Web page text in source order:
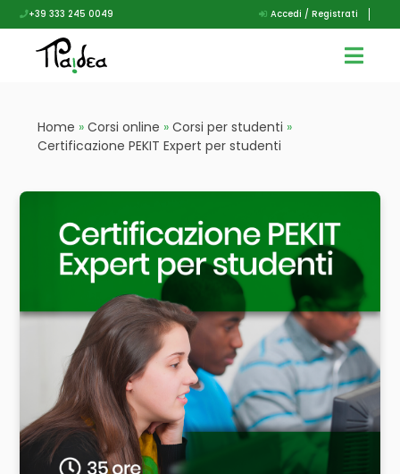
+39 333 245 0049 Accedi / Registrati
Home » Corsi online » Corsi per studenti »
Certificazione PEKIT Expert per studenti